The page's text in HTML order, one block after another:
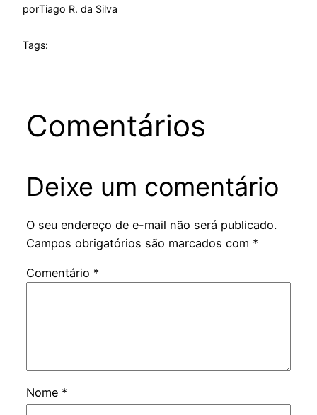
porTiago R. da Silva
Tags:
Comentários
Deixe um comentário
O seu endereço de e-mail não será publicado.
Campos obrigatórios são marcados com *
Comentário *
Nome *